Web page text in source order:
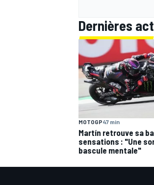
Dernières
MOTOGP47 min
Martín retrouve sa
sensations : "Une
bascule mentale"